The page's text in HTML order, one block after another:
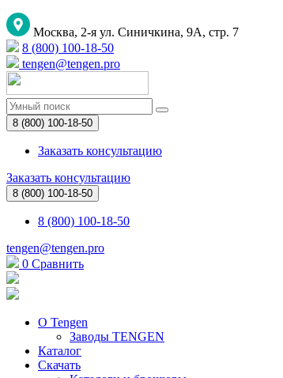
Москва, 2-я ул. Синичкина, 9А, стр. 7
8 (800) 100-18-50
tengen@tengen.pro
8 (800) 100-18-50
Заказать консультацию
Заказать консультацию
8 (800) 100-18-50
8 (800) 100-18-50
tengen@tengen.pro
0 Сравнить
О Tengen
Заводы TENGEN
Каталог
Скачать